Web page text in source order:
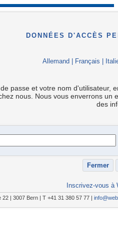
DONNÉES D'ACCÈS
Allemand Français
passe et votre nom d'utilisateur,
nous. Nous vous enverrons un
des
Inscrivez-vous à
| 3007 Bern | T +41 31 380 57 77 |